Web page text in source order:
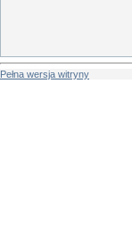
Pełna wersja witryny